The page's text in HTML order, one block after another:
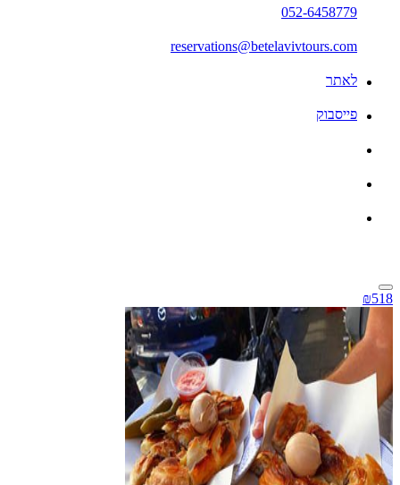
052-6458779‏
reservations@betelavivtours.com
לאתר
פייסבוק
₪518